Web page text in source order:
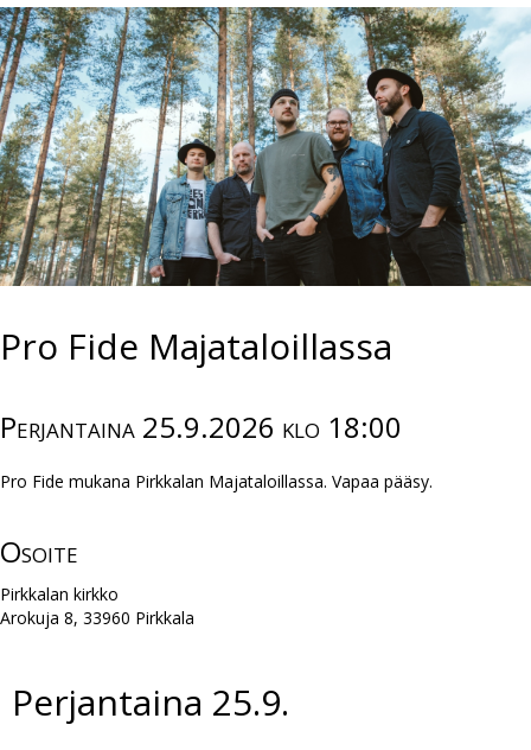
Pro Fide Majataloillassa
Perjantaina 25.9.2026 klo 18:00
Pro Fide mukana Pirkkalan Majataloillassa. Vapaa pääsy.
Osoite
Pirkkalan kirkko
Arokuja 8, 33960 Pirkkala
Perjantaina 25.9.